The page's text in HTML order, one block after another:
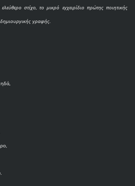
στίχο, το μικρό εγχειρίδιο πρώτης ποιητικής
γραφής.